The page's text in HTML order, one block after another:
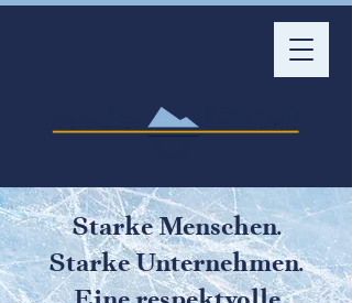
Starke Menschen.
Starke Unternehmen.